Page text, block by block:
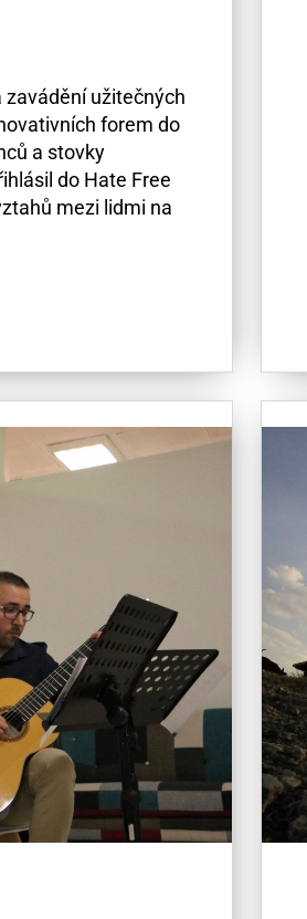
zavádění užitečných
forem do
a stovky
do Hate Free
mezi lidmi na